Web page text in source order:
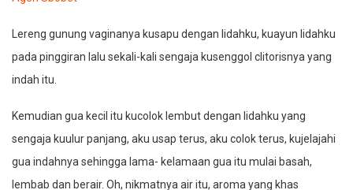
Lereng gunung vaginanya kusapu dengan lidahku, kuayun lidahku
pada pinggiran lalu sekali-kali sengaja kusenggol clitorisnya yang
indah itu.
Kemudian gua kecil itu kucolok lembut dengan lidahku yang
sengaja kuulur panjang, aku usap terus, aku colok terus, kujelajahi
gua indahnya sehingga lama- kelamaan gua itu mulai basah,
lembab dan berair. Oh, nikmatnya air itu, aroma yang khas